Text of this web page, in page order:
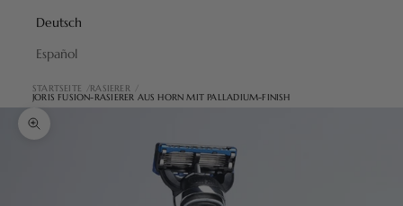
Deutsch
Español
STARTSEITE RASIERER
JORIS FUSION-RASIERER AUS HORN MIT PALLADIUM-FINISH
Bild vergrößern